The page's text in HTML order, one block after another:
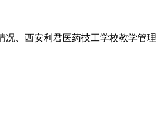
、西安利君医药技工学校教学管